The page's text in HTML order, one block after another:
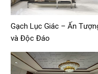
Gạch Lục Giác – Ấn
và Độc Đáo